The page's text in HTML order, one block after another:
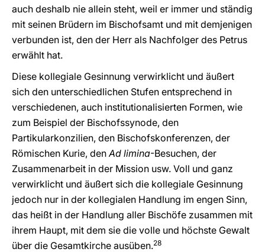
auch deshalb nie allein steht, weil er immer und ständig
mit seinen Brüdern im Bischofsamt und mit demjenigen
verbunden ist, den der Herr als Nachfolger des Petrus
erwählt hat.
Diese kollegiale Gesinnung verwirklicht und äußert
sich den unterschiedlichen Stufen entsprechend in
verschiedenen, auch institutionalisierten Formen, wie
zum Beispiel der Bischofssynode, den
Partikularkonzilien, den Bischofskonferenzen, der
Römischen Kurie, denAd limina-Besuchen, der
Zusammenarbeit in der Mission usw. Voll und ganz
verwirklicht und äußert sich die kollegiale Gesinnung
jedoch nur in der kollegialen Handlung im engen Sinn,
das heißt in der Handlung aller Bischöfe zusammen mit
ihrem Haupt, mit dem sie die volle und höchste Gewalt
über die Gesamtkirche ausüben.28